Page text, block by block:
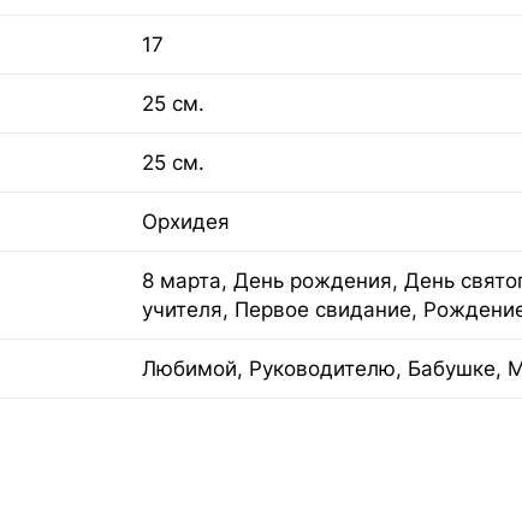
17
25 см.
25 см.
Орхидея
8 марта, День рождения, День
учителя, Первое свидание,
Любимой, Руководителю, Бабушке,